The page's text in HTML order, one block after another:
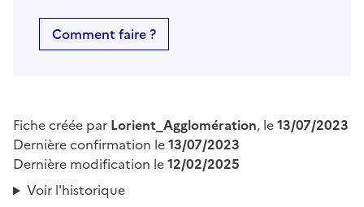
Comment faire ?
Fiche créée par Lorient_Agglomération, le13/07/2023
Dernière confirmation le13/07/2023
Dernière modification le12/02/2025
Voir l'historique